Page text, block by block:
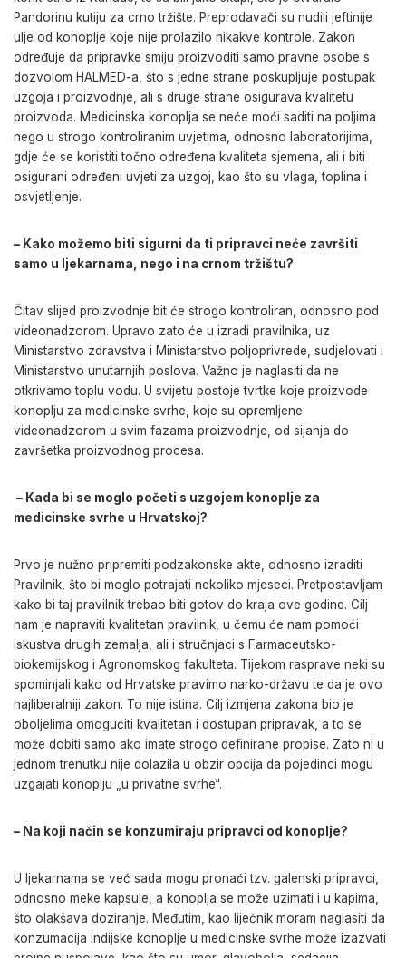
Pandorinu kutiju za crno tržište. Preprodavači su nudili jeftinije
ulje od konoplje koje nije prolazilo nikakve kontrole. Zakon
određuje da pripravke smiju proizvoditi samo pravne osobe s
dozvolom HALMED-a, što s jedne strane poskupljuje postupak
uzgoja i proizvodnje, ali s druge strane osigurava kvalitetu
proizvoda. Medicinska konoplja se neće moći saditi na poljima
nego u strogo kontroliranim uvjetima, odnosno laboratorijima,
gdje će se koristiti točno određena kvaliteta sjemena, ali i biti
osigurani određeni uvjeti za uzgoj, kao što su vlaga, toplina i
osvjetljenje.
– Kako možemo biti sigurni da ti pripravci neće završiti
samo u ljekarnama, nego i na crnom tržištu?
Čitav slijed proizvodnje bit će strogo kontroliran, odnosno pod
videonadzorom. Upravo zato će u izradi pravilnika, uz
Ministarstvo zdravstva i Ministarstvo poljoprivrede, sudjelovati i
Ministarstvo unutarnjih poslova. Važno je naglasiti da ne
otkrivamo toplu vodu. U svijetu postoje tvrtke koje proizvode
konoplju za medicinske svrhe, koje su opremljene
videonadzorom u svim fazama proizvodnje, od sijanja do
završetka proizvodnog procesa.
– Kada bi se moglo početi s uzgojem konoplje za
medicinske svrhe u Hrvatskoj?
Prvo je nužno pripremiti podzakonske akte, odnosno izraditi
Pravilnik, što bi moglo potrajati nekoliko mjeseci. Pretpostavljam
kako bi taj pravilnik trebao biti gotov do kraja ove godine. Cilj
nam je napraviti kvalitetan pravilnik, u čemu će nam pomoći
iskustva drugih zemalja, ali i stručnjaci s Farmaceutsko-
biokemijskog i Agronomskog fakulteta. Tijekom rasprave neki su
spominjali kako od Hrvatske pravimo narko-državu te da je ovo
najliberalniji zakon. To nije istina. Cilj izmjena zakona bio je
oboljelima omogućiti kvalitetan i dostupan pripravak, a to se
može dobiti samo ako imate strogo definirane propise. Zato ni u
jednom trenutku nije dolazila u obzir opcija da pojedinci mogu
uzgajati konoplju „u privatne svrhe“.
– Na koji način se konzumiraju pripravci od konoplje?
U ljekarnama se već sada mogu pronaći tzv. galenski pripravci,
odnosno meke kapsule, a konoplja se može uzimati i u kapima,
što olakšava doziranje. Međutim, kao liječnik moram naglasiti da
konzumacija indijske konoplje u medicinske svrhe može izazvati